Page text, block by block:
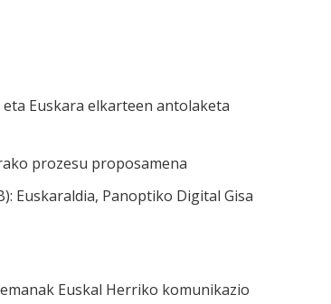
Euskara elkarteen antolaketa
prozesu proposamena
Euskaraldia, Panoptiko Digital Gisa
Euskal Herriko komunikazio